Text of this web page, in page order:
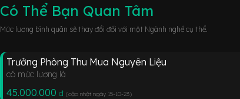
Có Thể Bạn Quan Tâm
Mức lương bình quân sẽ thay đổi đối với một Ngành nghề cụ thể.
Trưởng Phòng Thu Mua Nguyên Liệu
có mức lương là
45.000.000 đ (cập nhật ngày 15-10-23)